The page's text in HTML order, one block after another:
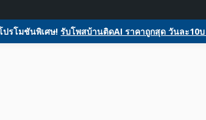
ปรโมชันพิเศษ!รับโพสบ้านติดAI ราคาถูกสุด วันละ10
าดซื้อขาย SEO ติ
หน้า1ฟรีโฆษณาสินค้า บ้านและที่ดิน รถยนต์ของ
Home ลงประกาศฟรี รับโพสต์โฆษณาสินค้า